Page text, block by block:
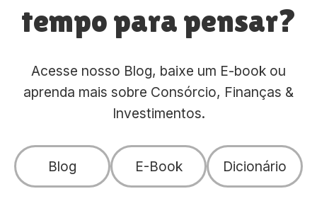
tempo para pensar?
Acesse nosso Blog, baixe um E-book ou
aprenda mais sobre Consórcio, Finanças &
Investimentos.
Blog E-Book Dicionário